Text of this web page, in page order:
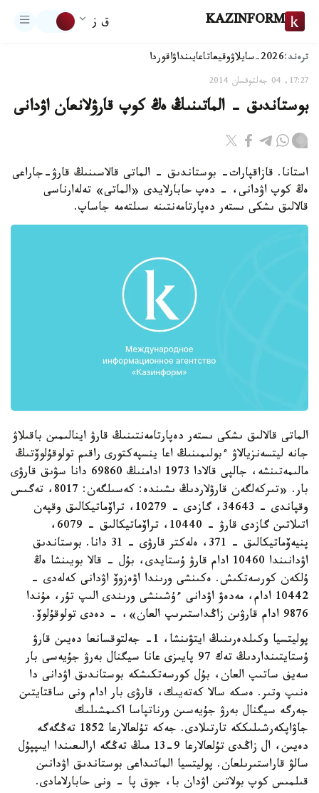
KAZINFORM ق ز
ترەند:2026-سايلاۋ وقيعاتاعايىنداۋاقوردا
17:27, 04 جەلتوقسان 2014
بوستاندىق - الماتىنىڭ ەڭ كوپ قارۋلانعان اۋدانى
استانا. قازاقپارات- بوستاندىق - الماتى قالاسىنىڭ قارۋ-جاراعى
ەڭ كوپ اۋدانى، - دەپ حابارلايدى «الماتى» تەلەارناسى
قالالىق ىشكى ىستەر دەپارتامەنتىنە سىلتەمە جاساپ.
الماتى قالالىق ىشكى ىستەر دەپارتامەنتىنىڭ قارۋ اينالىمىن باقىلاۋ
جانە ليتسەنزيالاۋ ءبولىمىنىڭ اعا ينسپەكتورى راقىم تولوقۇلوۆتىڭ
مالىمەتىنشە، جالپى قالادا 1973 ادامنىڭ 69860 دانا سۋىق قارۋى
بار. «تىركەلگەن قارۋلاردىڭ ىشىندە: كەسىلگەن: 8017، تەگىس
وقپاندى - 34643، گازدى - 10279، تراۆماتيكالىق وقپەن
اتىلاتىن گازدى قارۋ - 10440، تراۆماتيكالىق - 6079،
پنيەۆماتيكالىق - 371، ەلەكتر قارۋى - 31 دانا. بوستاندىق
اۋدانىندا 10460 ادام قارۋ ۇستايدى، بۇل - قالا بويىنشا ەڭ
ۇلكەن كورسەتكىش. ەكىنشى ورىندا اۋەزوۆ اۋدانى كەلەدى -
10442 ادام، مەدەۋ اۋدانى ءۇشىنشى ورىندى الىپ تۇر، مۇندا
9876 ادام قارۋىن زاڭداستىرىپ العان»، - دەدى تولوقۇلوۆ.
پوليتسيا وكىلدەرىنىڭ ايتۋىنشا، 1- جەلتوقسانعا دەيىن قارۋ
ۇستايتىنداردىڭ تەك 97 پايىزى عانا سيگنال بەرۋ جۇيەسى بار
سەيف ساتىپ العان، بۇل كورسەتكىشكە بوستاندىق اۋدانى دا
ەنىپ وتىر. ەسكە سالا كەتەيىك، قارۋى بار ادام ونى ساقتايتىن
جەرگە سيگنال بەرۋ جۇيەسىن ورناتپاسا اكىمشىلىك
جاۋاپكەرشىلىككە تارتىلادى. جەكە تۇلعالارعا 1852 تەڭگەگە
دەيىن، ال زاڭدى تۇلعالارعا 9-13 مىڭ تەڭگە ارالىعىندا ايىپپۇل
سالۋ قاراستىرىلعان. پوليتسيا الماتىداعى بوستاندىق اۋدانىن
قىلمىس كوپ بولاتىن اۋدان با، جوق پا - ونى حابارلامادى.